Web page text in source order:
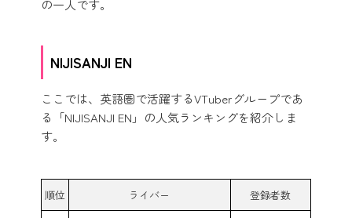
の一人です。
NIJISANJI EN
ここでは、英語圏で活躍するVTuberグループであ
る「NIJISANJI EN」の人気ランキングを紹介しま
す。
順位 ライバー 登録者数